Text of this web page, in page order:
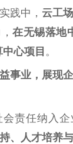
践中， 云工
在无锡落地
心项目 。
事业，展现
会责任纳入
、人才培养